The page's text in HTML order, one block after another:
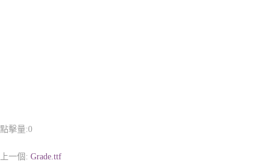
點擊量:0
上一個: Grade.ttf